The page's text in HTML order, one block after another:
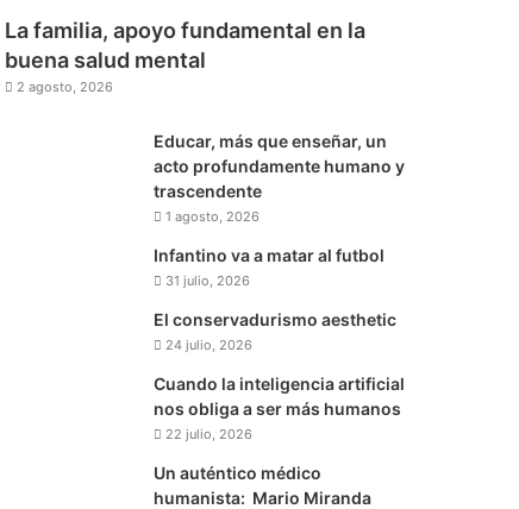
La familia, apoyo fundamental en la
buena salud mental
2 agosto, 2026
Educar, más que enseñar, un
acto profundamente humano y
trascendente
1 agosto, 2026
Infantino va a matar al futbol
31 julio, 2026
El conservadurismo aesthetic
24 julio, 2026
Cuando la inteligencia artificial
nos obliga a ser más humanos
22 julio, 2026
Un auténtico médico
humanista: Mario Miranda